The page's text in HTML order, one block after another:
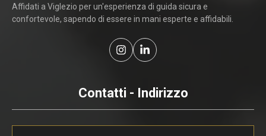
Affidati a Viglezio per un'esperienza di guida sicura e
confortevole, sapendo di essere in mani esperte e affidabili.
Contatti - Indirizzo